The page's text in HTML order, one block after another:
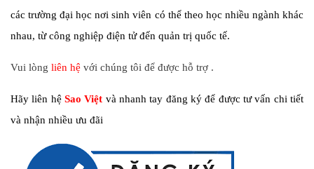
các trường đại học nơi sinh viên có thể theo học nhiều ngành khác
nhau, từ công nghiệp điện tử đến quản trị quốc tế.
Vui lòng liên hệ với chúng tôi để được hỗ trợ .
Hãy liên hệ Sao Việt và nhanh tay đăng ký để được tư vấn chi tiết
và nhận nhiều ưu đãi